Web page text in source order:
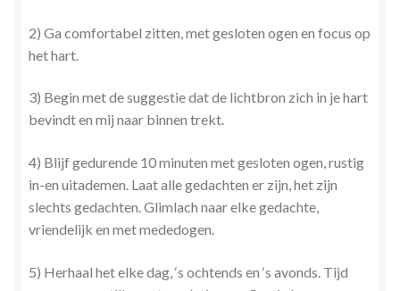
2) Ga comfortabel zitten, met gesloten ogen en focus op
het hart.
3) Begin met de suggestie dat de lichtbron zich in je hart
bevindt en mij naar binnen trekt.
4) Blijf gedurende 10 minuten met gesloten ogen, rustig
in-en uitademen. Laat alle gedachten er zijn, het zijn
slechts gedachten. Glimlach naar elke gedachte,
vriendelijk en met mededogen.
5) Herhaal het elke dag, ‘s ochtends en ‘s avonds. Tijd